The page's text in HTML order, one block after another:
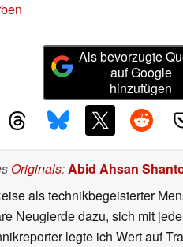
Als bevorzugte
auf Google
hinzufügen
Originals:Abid Ahsan
als technikbegeisterter
Neugierde dazu, sich mit
legte ich Wert auf